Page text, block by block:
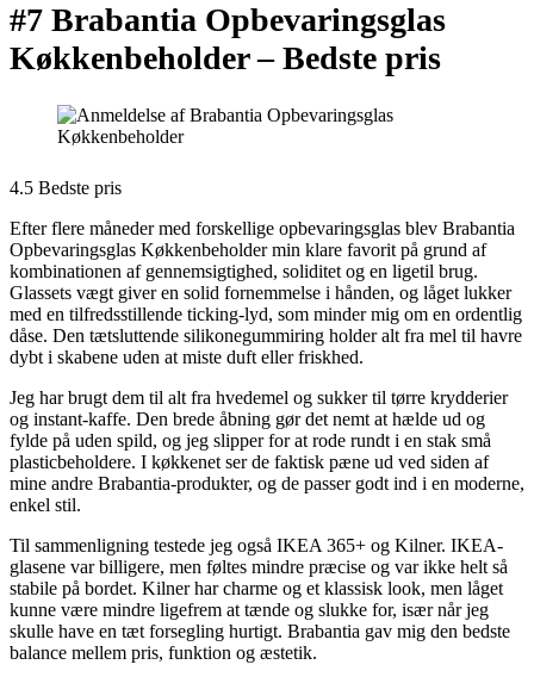
#7 Brabantia Opbevaringsglas
Køkkenbeholder –Bedste pris
4.5 Bedste pris
Efter flere måneder med forskellige opbevaringsglas blev Brabantia
Opbevaringsglas Køkkenbeholder min klare favorit på grund af
kombinationen af gennemsigtighed, soliditet og en ligetil brug.
Glassets vægt giver en solid fornemmelse i hånden, og låget lukker
med en tilfredsstillende ticking-lyd, som minder mig om en ordentlig
dåse. Den tætsluttende silikonegummiring holder alt fra mel til havre
dybt i skabene uden at miste duft eller friskhed.
Jeg har brugt dem til alt fra hvedemel og sukker til tørre krydderier
og instant-kaffe. Den brede åbning gør det nemt at hælde ud og
fylde på uden spild, og jeg slipper for at rode rundt i en stak små
plasticbeholdere. I køkkenet ser de faktisk pæne ud ved siden af
mine andre Brabantia-produkter, og de passer godt ind i en moderne,
enkel stil.
Til sammenligning testede jeg også IKEA 365+ og Kilner. IKEA-
glasene var billigere, men føltes mindre præcise og var ikke helt så
stabile på bordet. Kilner har charme og et klassisk look, men låget
kunne være mindre ligefrem at tænde og slukke for, især når jeg
skulle have en tæt forsegling hurtigt. Brabantia gav mig den bedste
balance mellem pris, funktion og æstetik.